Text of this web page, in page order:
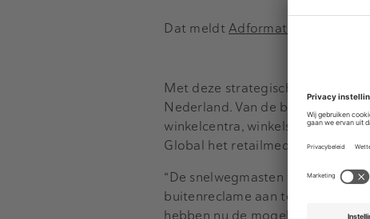
Dat meldtAdformatie
Met deze strategische
Nederland. Van de bushokjes op
winkelcentra, winkelstraten,
Global het retailmedianetwerk uit
“De snelwegmasten waren de
buitenreclame aan te kunnen
hebben nu de mogelijkheid de